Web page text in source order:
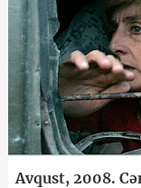
Avqust, 2008.